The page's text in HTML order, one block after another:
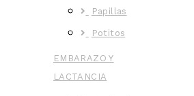
Papillas
Potitos
EMBARAZO Y
LACTANCIA